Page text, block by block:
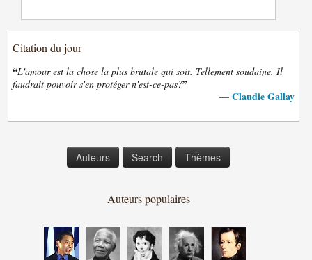
Citation du jour
“L'amour est la chose la plus brutale qui soit. Tellement soudaine. Il
faudrait pouvoir s'en protéger n'est-ce-pas?”
— Claudie Gallay
Auteurs Search Thèmes
Auteurs populaires